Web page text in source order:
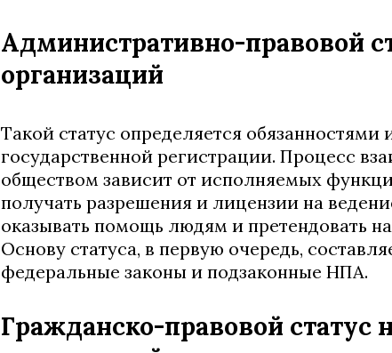
Административно-правовой
организаций
Такой статус определяется
государственной регистрации. Процесс
обществом зависит от исполняемых
получать разрешения и лицензии на
оказывать помощь людям и претендовать
Основу статуса, в первую очередь,
федеральные законы и подзаконные НПА.
Гражданско-правовой статус